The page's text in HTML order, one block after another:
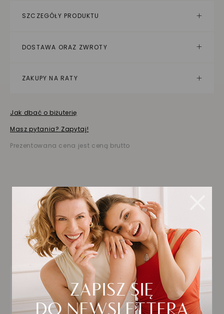
SZCZEGÓŁY PRODUKTU
DOSTAWA ORAZ ZWROTY
ZAKUPY NA RATY
Jak dbać o biżuterię
Masz pytania? Zapytaj!
Prezentowana cena jest ceną brutto
Biżuteria wybrana dla
Ciebie